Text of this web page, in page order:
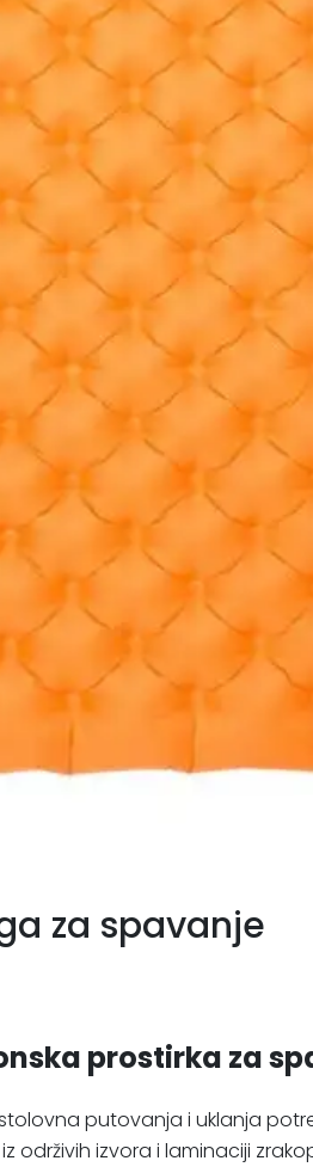
za spavanje
prostirka za
putovanja i uklanja
održivih izvora i laminaciji